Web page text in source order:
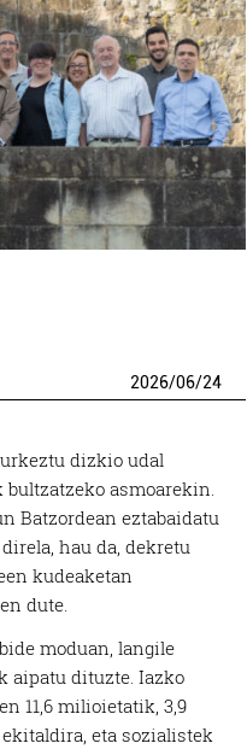
2026/06/24
dizkio udal
asmoarekin.
Batzordean eztabaidatu
hau da, dekretu
kudeaketan
dute.
moduan, langile
aipatu dituzte. Iazko
11,6 milioietatik, 3,9
eta sozialistek